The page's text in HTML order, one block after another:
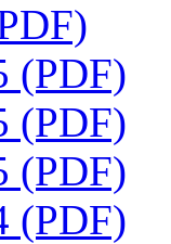
(PDF)
(PDF)
(PDF)
(PDF)